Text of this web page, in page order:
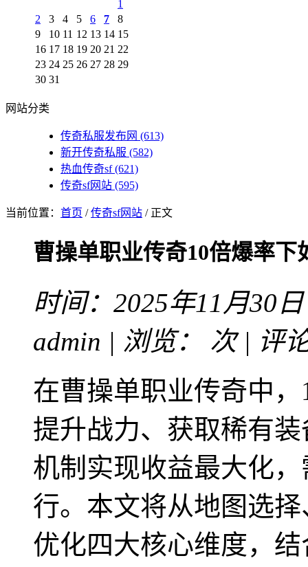
1
2
3 4 5 6 7
8
9
10 11 12 13 14 15
16 17 18 19 20 21 22
23 24 25 26 27 28 29
30 31
网站分类
传奇私服发布网 (613)
新开传奇私服 (582)
热血传奇sf(621)
传奇sf网站 (595)
当前位置： 首页 /传奇sf网站 / 正文
曹操单职业传奇10倍爆率
时间：2025年11月30
admin | 浏览：
次 | 评
在曹操单职业传奇中
提升战力、获取稀有
机制实现收益最大化
行。本文将从地图选
优化四大核心维度，